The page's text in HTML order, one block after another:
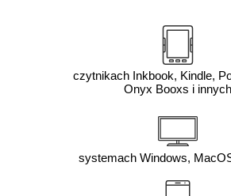
czytnikach Inkbook, Kindle,
Onyx Booxs i innych
systemach Windows,